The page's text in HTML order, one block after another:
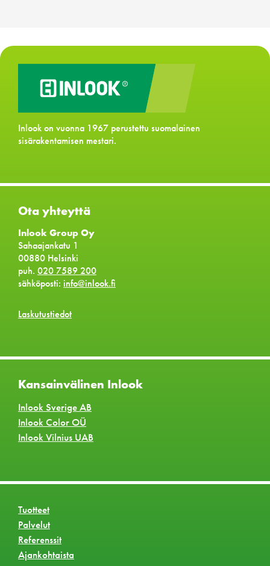
Inlook on vuonna 1967 perustettu suomalainen
sisärakentamisen mestari.
Ota yhteyttä
Inlook Group Oy
Sahaajankatu 1
00880 Helsinki
puh. 020 7589 200
sähköposti: info@inlook.fi
Laskutustiedot
Kansainvälinen Inlook
Inlook Sverige AB
Inlook Color OÜ
Inlook Vilnius UAB
Tuotteet
Palvelut
Referenssit
Ajankohtaista